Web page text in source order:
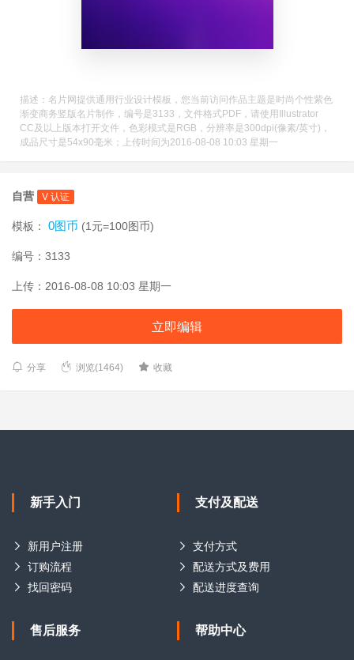
描述：名片网提供通用行业设计模板，您当前访问作品主题是时尚个性紫色
渐变商务竖版名片制作，编号是3133，文件格式PDF，请使用Illustrator
CC及以上版本打开文件，色彩模式是RGB，分辨率是300dpi(像素/英寸)，
成品尺寸是54x90毫米；上传时间为2016-08-08 10:03 星期一
自营 V 认证
模板： 0图币 (1元=100图币)
编号：3133
上传：2016-08-08 10:03 星期一
立即编辑
分享 浏览(1464) 收藏
新手入门
新用户注册
订购流程
找回密码
支付及配送
支付方式
配送方式及费用
配送进度查询
售后服务 帮助中心